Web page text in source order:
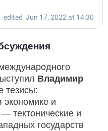
Владимир
тезисы:
и
тектонические и
государств